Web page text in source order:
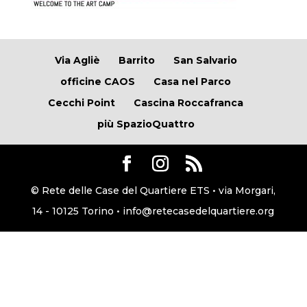
Via Agliè Barrito
San Salvario
officine CAOS
Casa nel Parco
Cecchi Point
Cascina Roccafranca
più SpazioQuattro
© Rete delle Case del Quartiere ETS • via Morgari,
14 - 10125 Torino • info@retecasedelquartiere.org